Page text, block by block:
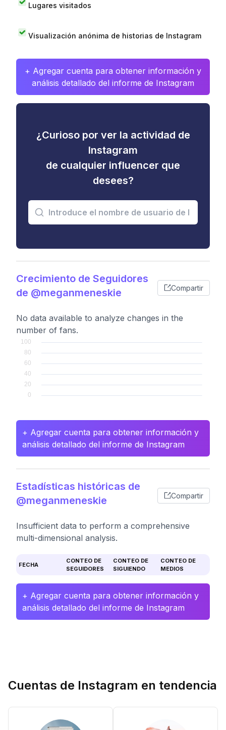
Lugares visitados
Visualización anónima de historias de Instagram
+ Agregar cuenta para obtener información y
análisis detallado del informe de Instagram
¿Curioso por ver la actividad de
Instagram
de cualquier influencer que
desees?
Crecimiento de Seguidores
de @meganmeneskie
Compartir
No data available to analyze changes in the
number of fans.
+ Agregar cuenta para obtener información y
análisis detallado del informe de Instagram
Estadísticas históricas de
@meganmeneskie
Compartir
Insufficient data to perform a comprehensive
multi-dimensional analysis.
FECHA
CONTEO DE
SEGUIDORES
CONTEO DE
SIGUIENDO
CONTEO DE
MEDIOS
+ Agregar cuenta para obtener información y
análisis detallado del informe de Instagram
Cuentas de Instagram en tendencia